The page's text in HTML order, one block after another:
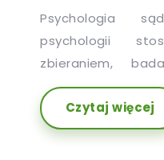
rozwód okiem
Psychologia
psychologii
zbieraniem,
dowodów dla
określanego
Czytaj więcej